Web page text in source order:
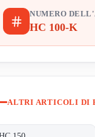
NUMERO
HC 100-K
ALTRI ARTICOLI DI